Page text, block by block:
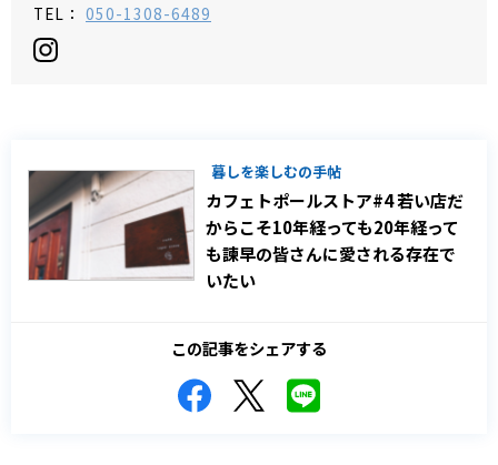
TEL： 050-1308-6489
暮しを楽しむの手帖
カフェトポールストア#4 若い店だ
からこそ10年経っても20年経って
も諫早の皆さんに愛される存在で
いたい
この記事をシェアする